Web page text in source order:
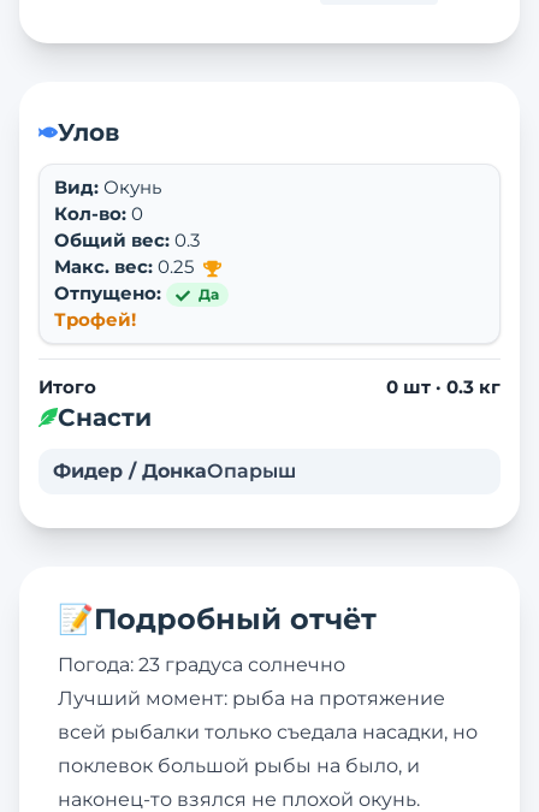
Улов
Вид: Окунь
Кол-во: 0
Общий вес: 0.3
Макс. вес: 0.25
Отпущено:
Да
Трофей!
Итого 0 шт · 0.3 кг
Снасти
Фидер / ДонкаОпарыш
📝Подробный отчёт
Погода: 23 градуса солнечно
Лучший момент: рыба на протяжение
всей рыбалки только съедала насадки, но
поклевок большой рыбы на было, и
наконец-то взялся не плохой окунь.